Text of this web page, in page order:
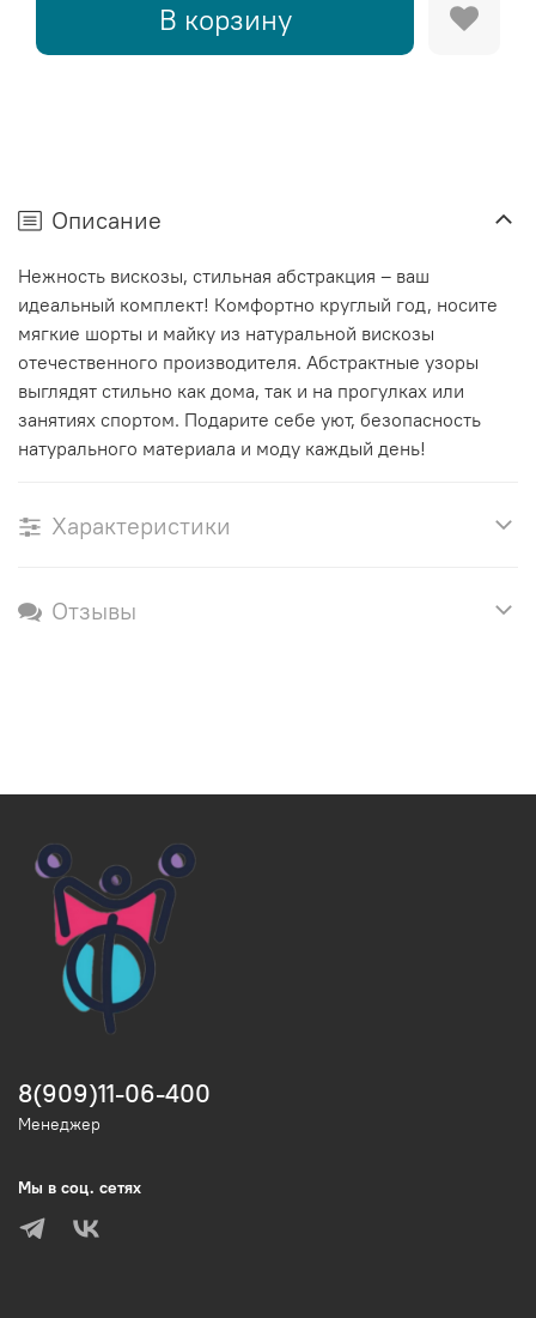
В корзину
Описание
Нежность вискозы, стильная абстракция – ваш
идеальный комплект! Комфортно круглый год, носите
мягкие шорты и майку из натуральной вискозы
отечественного производителя. Абстрактные узоры
выглядят стильно как дома, так и на прогулках или
занятиях спортом. Подарите себе уют, безопасность
натурального материала и моду каждый день!
Характеристики
Отзывы
8(909)11-06-400
Менеджер
Мы в соц. сетях